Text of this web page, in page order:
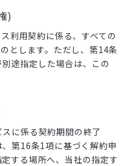
)
利用契約に係る、すべての
とします。ただし、第14条
途指定した場合は、この
に係る契約期間の終了
第16条1項に基づく解約申
する場所へ、当社の指定す